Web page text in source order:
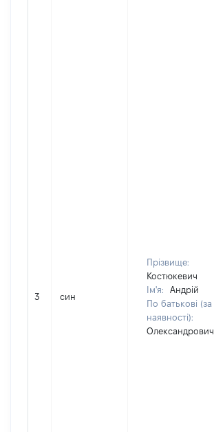
3 син
Прізвище:
Костюкевич
Ім'я:
Андрій
По батькові (за
наявності):
Олександрович